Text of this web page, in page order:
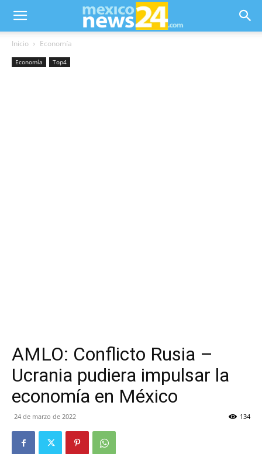
Inicio Economía
Economía Top4
AMLO: Conflicto Rusia –
Ucrania pudiera impulsar la
economía en México
24 de marzo de 2022 134